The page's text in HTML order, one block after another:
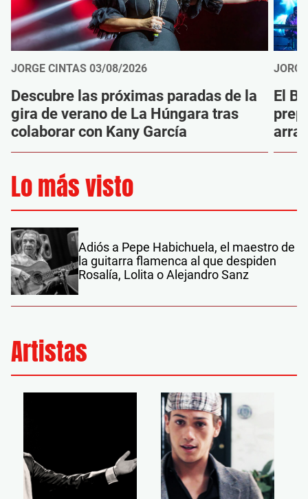
JORGE CINTAS 03/08/2026
Descubre las próximas paradas de la
gira de verano de La Húngara tras
colaborar con Kany García
El
Lo más visto
Adiós a Pepe Habichuela, el maestro de
la guitarra flamenca al que despiden
Rosalía, Lolita o Alejandro Sanz
Artistas